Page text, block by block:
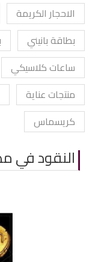
الاحجار الكريمة
بطاقة بانيني
ساعات كلاسيكي
منتجات عناية
كريسماس
النقود في